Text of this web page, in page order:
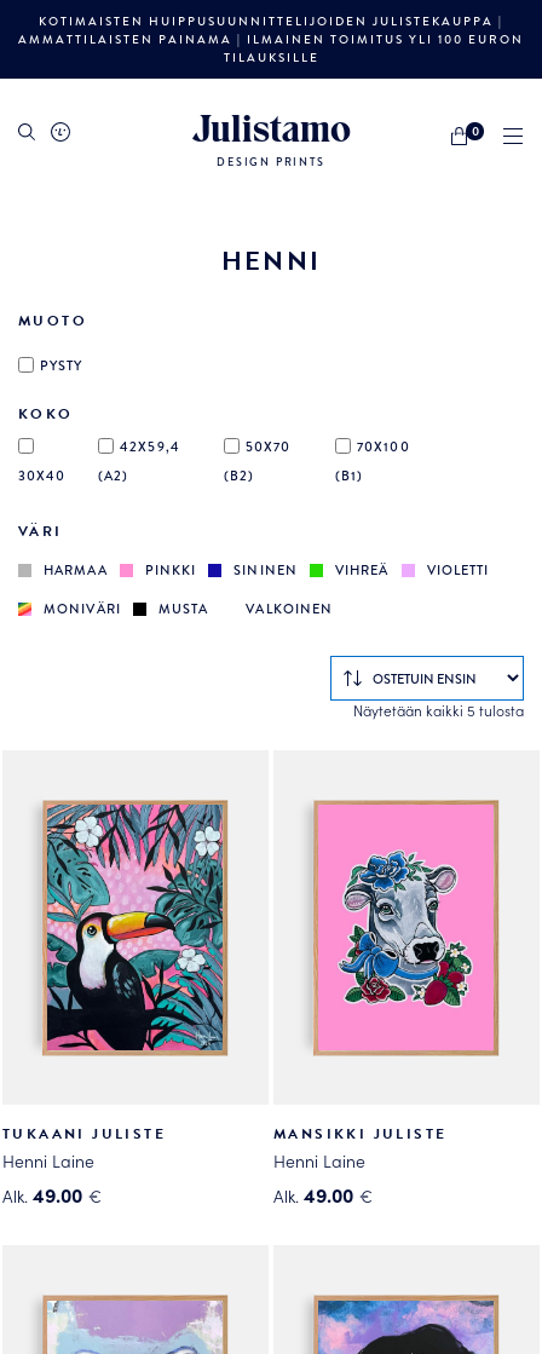
KOTIMAISTEN HUIPPUSUUNNITTELIJOIDEN JULISTEKAUPPA |
AMMATTILAISTEN PAINAMA | ILMAINEN TOIMITUS YLI 100 EURON
TILAUKSILLE
Julistamo
DESIGN PRINTS
0
HENNI
MUOTO
PYSTY
KOKO
30X40
42X59,4
(A2)
50X70
(B2)
70X100
(B1)
VÄRI
HARMAA PINKKI SININEN VIHREÄ
VIOLETTI
MONIVÄRI
MUSTA VALKOINEN
Näytetään kaikki 5 tulosta
TUKAANI JULISTE
Henni Laine
Alk. 49.00 €
useampi
muunnelma.
MANSIKKI JULISTE
Henni Laine
Alk. 49.00 €
useampi
muunnelma.